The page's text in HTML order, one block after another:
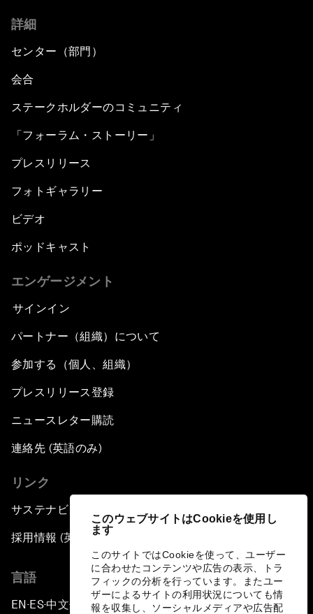
このウェブサイトはCookieを使用し
ます
このサイトではCookieを使って、ユーザー
に合わせたコンテンツや広告の表示、トラ
フィックの分析を行っています。またユー
ザーによるサイトの利用状況についても情
報を収集し、ソーシャルメディアや広告配
詳細
センター（部門）
会合
ステークホルダーのコミュニティ
「フォーラム・ストーリー」
プレスリリース
フォトギャラリー
ビデオ
ポッドキャスト
エンゲージメント
サインイン
パートナー（組織）について
参加する（個人、組織）
プレスリリース登録
ニュースレター購読
連絡先 (英語のみ)
リンク
サステナビリティへの取り組み
採用情報 (英語のみ)
言語
EN ▪ES▪中文▪ 日本語